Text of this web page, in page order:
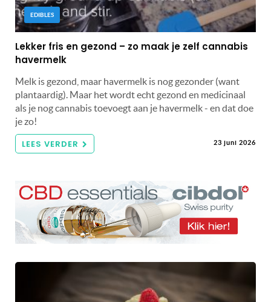
EDIBLES
Lekker fris en gezond – zo maak je zelf cannabis
havermelk
Melk is gezond, maar havermelk is nog gezonder (want
plantaardig). Maar het wordt echt gezond en medicinaal
als je nog cannabis toevoegt aan je havermelk - en dat doe
je zo!
LEES VERDER 23 juni 2026